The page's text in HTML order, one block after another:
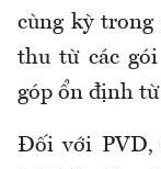
cùng kỳ trong
thu từ các
góp ổn định
Đối với PVD,